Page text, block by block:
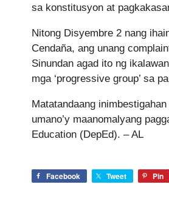
sa konstitusyon at
Nitong Disyembre 2 nang
Cendaña, ang unang
Sinundan agad ito ng
mga ‘progressive group’ sa
Matatandaang
umano’y maanomalyang
Education (DepEd). – AL
Facebook Tweet Pin